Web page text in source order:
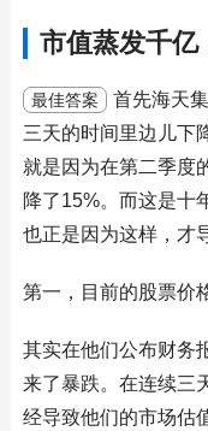
市值蒸发千亿
最佳答案
首先海天
三天的时间里边儿下
就是因为在第二季度
降了15%。而这是十
也正是因为这样，才
第一，目前的股票价
其实在他们公布财务
来了暴跌。在连续三
经导致他们的市场估